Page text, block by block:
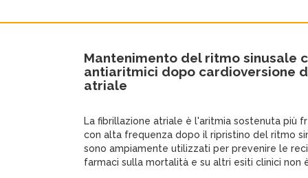
Mantenimento del ritmo sinusale
antiaritmici dopo cardioversione
atriale
La fibrillazione atriale è l'aritmia sostenuta più
con alta frequenza dopo il ripristino del ritmo
sono ampiamente utilizzati per prevenire le
farmaci sulla mortalità e su altri esiti clinici non